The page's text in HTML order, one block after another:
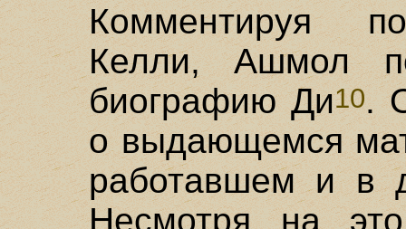
Комментируя
Келли, Ашмол
биографию Ди10.
о выдающемся
работавшем и в
Несмотря на